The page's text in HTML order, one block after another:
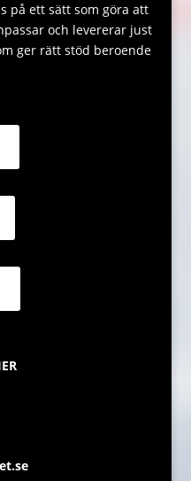
på ett sätt som göra att
och levererar just
ger rätt stöd beroende